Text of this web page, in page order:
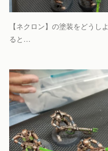
【ネクロン】の塗装をどうし
ると…